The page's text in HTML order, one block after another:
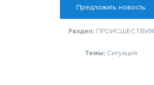
Предложить новость
Раздел: ПРОИСШЕСТВИЯ
Темы: Ситуация